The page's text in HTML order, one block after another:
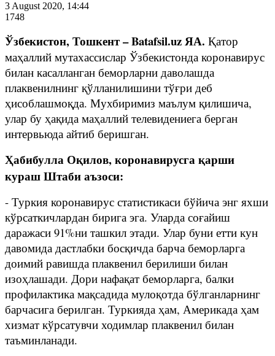
3 August 2020, 14:44
1748
Ўзбекистон, Тошкент – Batafsil.uz ЯА. Қатор
маҳаллий мутахассислар Ўзбекистонда коронавирус
билан касалланган беморларни даволашда
плаквенилнинг қўлланилишини тўғри деб
ҳисоблашмоқда. Мухбиримиз маълум қилишича,
улар бу ҳақида маҳаллий телевидениега берган
интервьюда айтиб беришган.
Ҳабибулла Оқилов, коронавирусга қарши
кураш Штаби аъзоси:
- Туркия коронавирус статистикаси бўйича энг яхши
кўрсаткичлардан бирига эга. Уларда соғайиш
даражаси 91%ни ташкил этади. Улар буни етти кун
давомида дастлабки босқичда барча беморларга
доимий равишда плаквенил берилиши билан
изоҳлашади. Дори нафақат беморларга, балки
профилактика мақсадида мулоқотда бўлганларнинг
барчасига берилган. Туркияда ҳам, Америкада ҳам
хизмат кўрсатувчи ходимлар плаквенил билан
таъминланади.